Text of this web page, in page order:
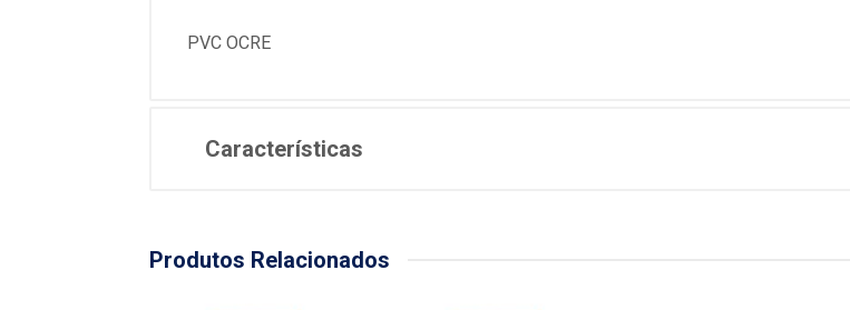
PVC OCRE
Características
Produtos Relacionados